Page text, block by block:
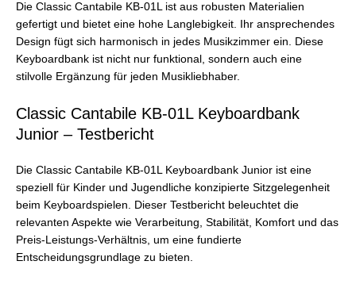
Die Classic Cantabile KB-01L ist aus robusten Materialien
gefertigt und bietet eine hohe Langlebigkeit. Ihr ansprechendes
Design fügt sich harmonisch in jedes Musikzimmer ein. Diese
Keyboardbank ist nicht nur funktional, sondern auch eine
stilvolle Ergänzung für jeden Musikliebhaber.
Classic Cantabile KB-01L Keyboardbank
Junior – Testbericht
Die Classic Cantabile KB-01L Keyboardbank Junior ist eine
speziell für Kinder und Jugendliche konzipierte Sitzgelegenheit
beim Keyboardspielen. Dieser Testbericht beleuchtet die
relevanten Aspekte wie Verarbeitung, Stabilität, Komfort und das
Preis-Leistungs-Verhältnis, um eine fundierte
Entscheidungsgrundlage zu bieten.